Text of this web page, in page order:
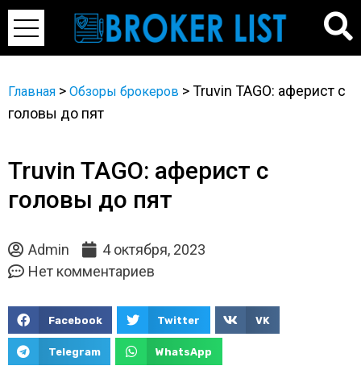
Главная > Обзоры брокеров >Truvin TAGO: аферист с
головы до пят
Truvin TAGO: аферист с
головы до пят
Admin
4 октября, 2023
Нет комментариев
Facebook Twitter VK
Telegram WhatsApp